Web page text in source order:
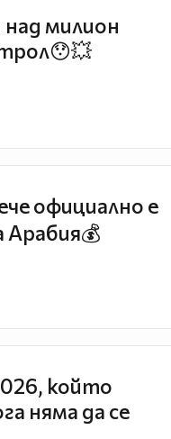
милион
официално е
Арабия💰
който
няма да се